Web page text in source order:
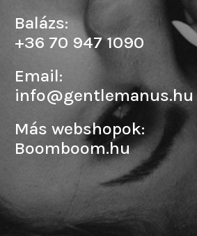
Balázs:
+36 70 947 1090
Email:
info@gentlemanus.hu
Más webshopok:
Boomboom.hu